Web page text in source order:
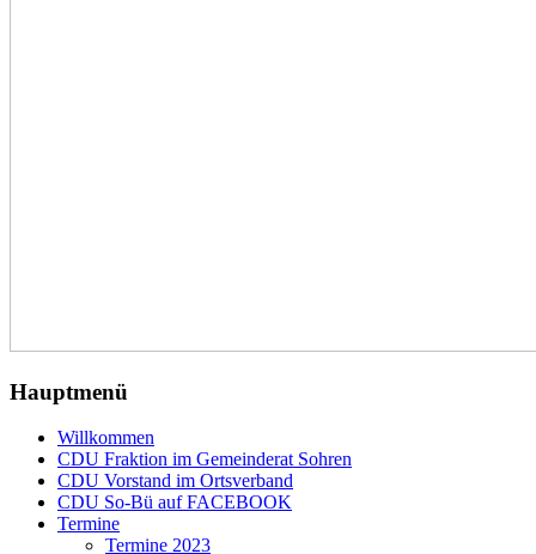
Hauptmenü
Willkommen
CDU Fraktion im Gemeinderat Sohren
CDU Vorstand im Ortsverband
CDU So-Bü auf FACEBOOK
Termine
Termine 2023